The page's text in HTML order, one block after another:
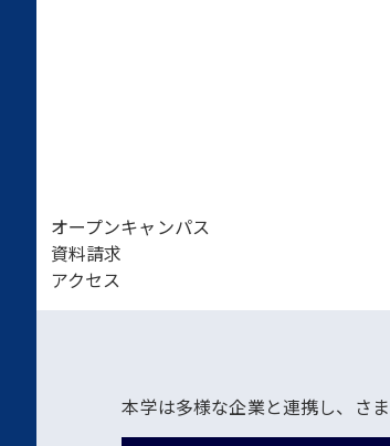
オープンキャンパス
資料請求
アクセス
本学は多様な企業と連携し、さ